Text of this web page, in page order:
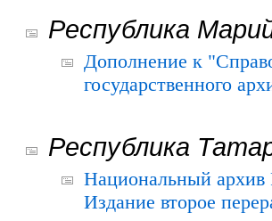
Республика
Дополнение к
государственного
Республика
Национальный архив
Издание второе